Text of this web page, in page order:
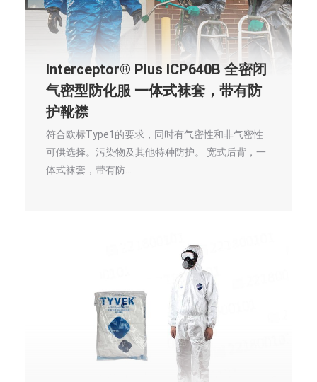
Interceptor® Plus ICP640B 全密闭
气密型防化服 一体式袜套，带有防
护靴襟
符合欧标Type1的要求，同时有气密性和非气密性
可供选择。污染物及其他特种防护。 宽式后背，一
体式袜套，带有防…